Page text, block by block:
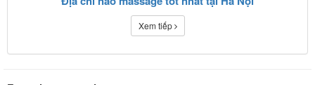
Xem tiếp